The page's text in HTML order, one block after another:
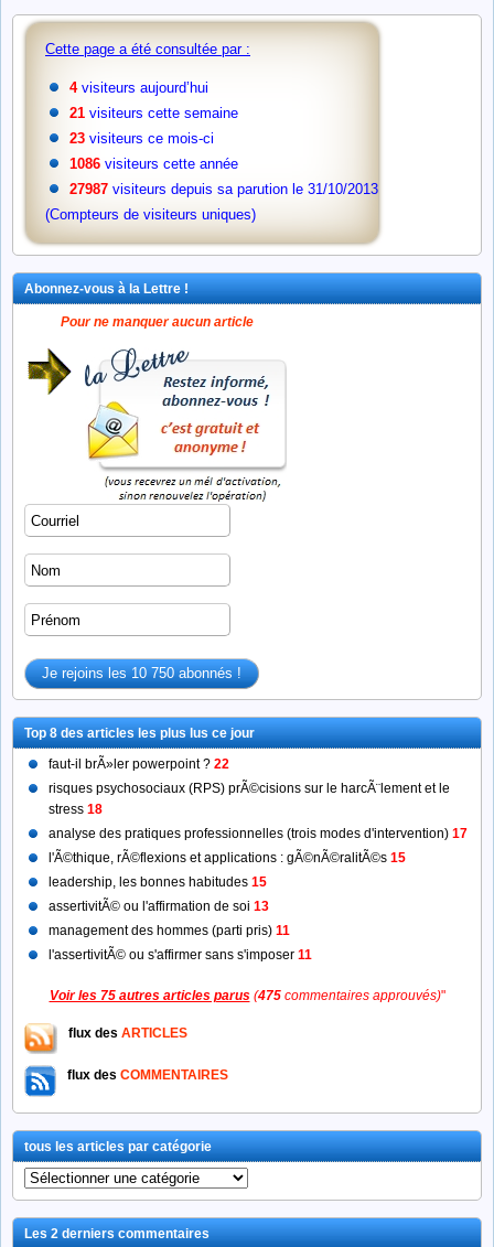
Cette page a été consultée par :
4visiteurs aujourd’hui
21 visiteurs cette semaine
23 visiteurs ce mois-ci
1086 visiteurs cette année
27987 visiteurs depuis sa parution le 31/10/2013
(Compteurs de visiteurs uniques)
Abonnez-vous à la Lettre !
Pour ne manquer aucun article
Top 8 des articles les plus lus ce jour
faut-il brÃ»ler powerpoint ? 22
risques psychosociaux (RPS) prÃ©cisions sur le harcÃ¨lement et le
stress 18
analyse des pratiques professionnelles (trois modes d'intervention) 17
l'Ã©thique, rÃ©flexions et applications : gÃ©nÃ©ralitÃ©s 15
leadership, les bonnes habitudes 15
assertivitÃ© ou l'affirmation de soi 13
management des hommes (parti pris) 11
l'assertivitÃ© ou s'affirmer sans s'imposer 11
Voir les 75 autres articles parus (475commentaires approuvés)"
flux des ARTICLES
flux des COMMENTAIRES
tous les articles par catégorie
tous
les
articles
par
Les 2 derniers commentaires